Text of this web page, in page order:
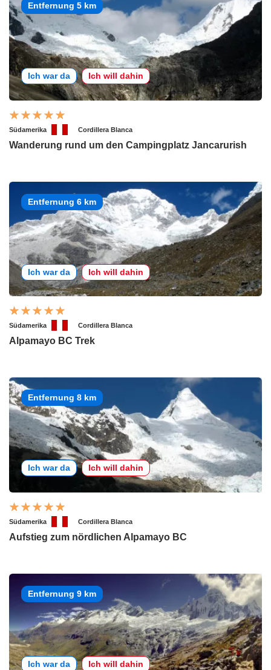
Entfernung 5 km
Ich war da Ich will dahin
Südamerika Cordillera Blanca
Wanderung rund um den Campingplatz Jancarurish
Entfernung 6 km
Ich war da Ich will dahin
Südamerika Cordillera Blanca
Alpamayo BC Trek
Entfernung 8 km
Ich war da Ich will dahin
Südamerika Cordillera Blanca
Aufstieg zum nördlichen Alpamayo BC
Entfernung 9 km
Ich war da Ich will dahin